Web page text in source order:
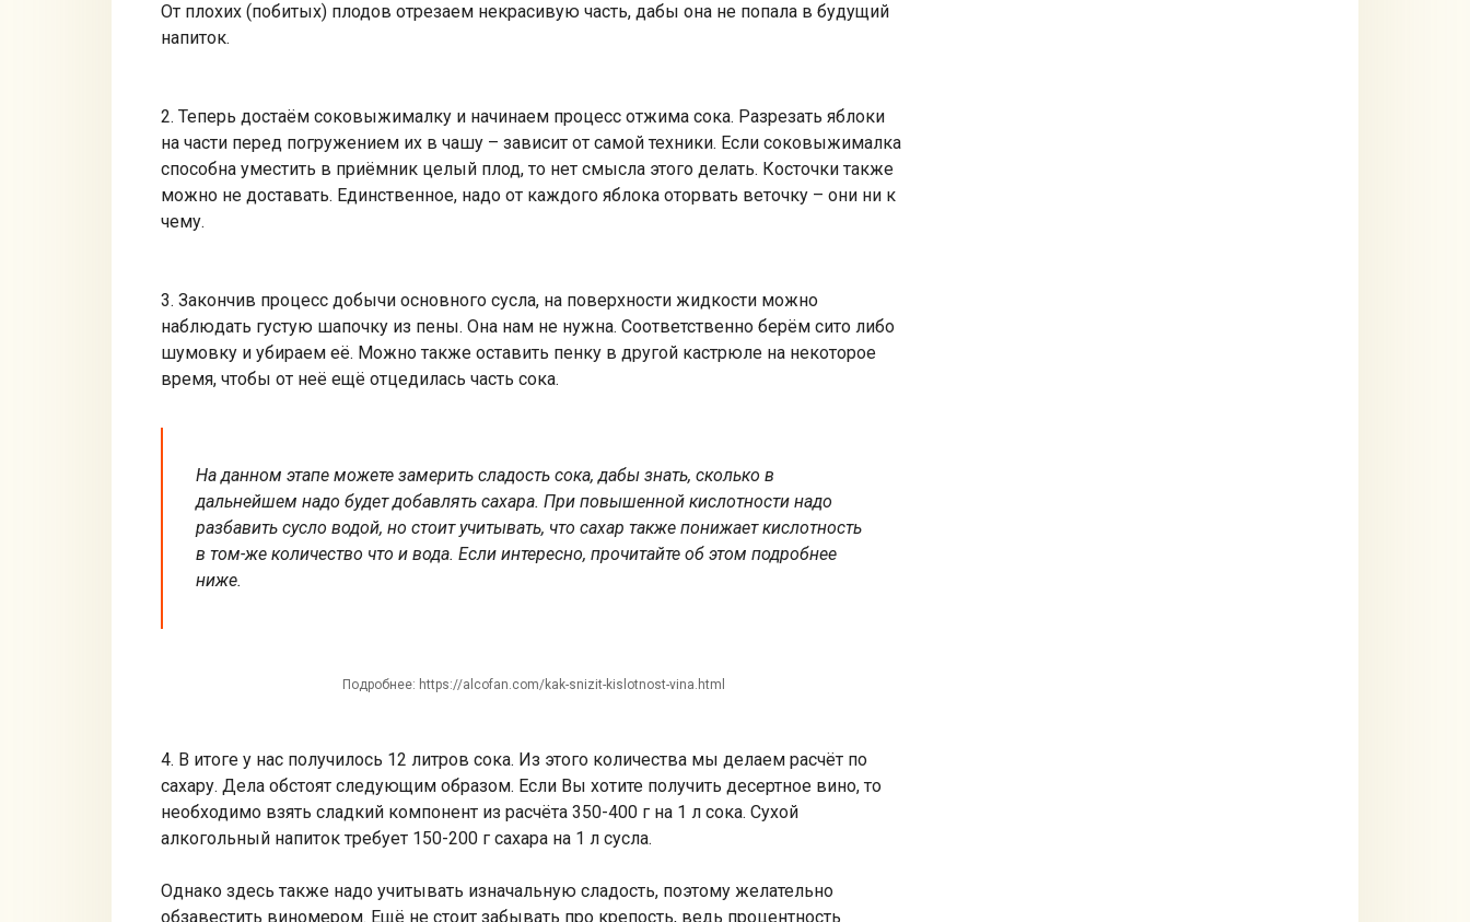
От плохих (побитых) плодов отрезаем некрасивую часть, дабы она не попала в будущий
напиток.
2. Теперь достаём соковыжималку и начинаем процесс отжима сока. Разрезать яблоки
на части перед погружением их в чашу – зависит от самой техники. Если соковыжималка
способна уместить в приёмник целый плод, то нет смысла этого делать. Косточки также
можно не доставать. Единственное, надо от каждого яблока оторвать веточку – они ни к
чему.
3. Закончив процесс добычи основного сусла, на поверхности жидкости можно
наблюдать густую шапочку из пены. Она нам не нужна. Соответственно берём сито либо
шумовку и убираем её. Можно также оставить пенку в другой кастрюле на некоторое
время, чтобы от неё ещё отцедилась часть сока.
На данном этапе можете замерить сладость сока, дабы знать, сколько в
дальнейшем надо будет добавлять сахара. При повышенной кислотности надо
разбавить сусло водой, но стоит учитывать, что сахар также понижает кислотность
в том-же количество что и вода. Если интересно, прочитайте об этом подробнее
ниже.
Подробнее: https://alcofan.com/kak-snizit-kislotnost-vina.html
4. В итоге у нас получилось 12 литров сока. Из этого количества мы делаем расчёт по
сахару. Дела обстоят следующим образом. Если Вы хотите получить десертное вино, то
необходимо взять сладкий компонент из расчёта 350-400 г на 1 л сока. Сухой
алкогольный напиток требует 150-200 г сахара на 1 л сусла.
Однако здесь также надо учитывать изначальную сладость, поэтому желательно
обзавестить виномером. Ещё не стоит забывать про крепость, ведь процентность